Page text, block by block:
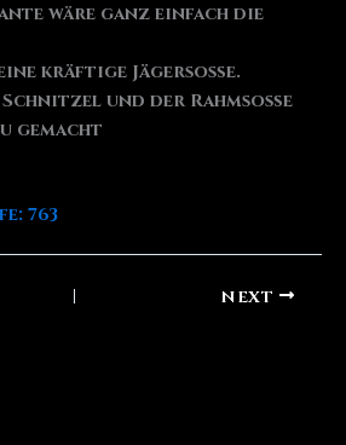
wäre ganz einfach die
kräftige Jägersoße.
und der Rahmsoße
gemacht
763
NEXT